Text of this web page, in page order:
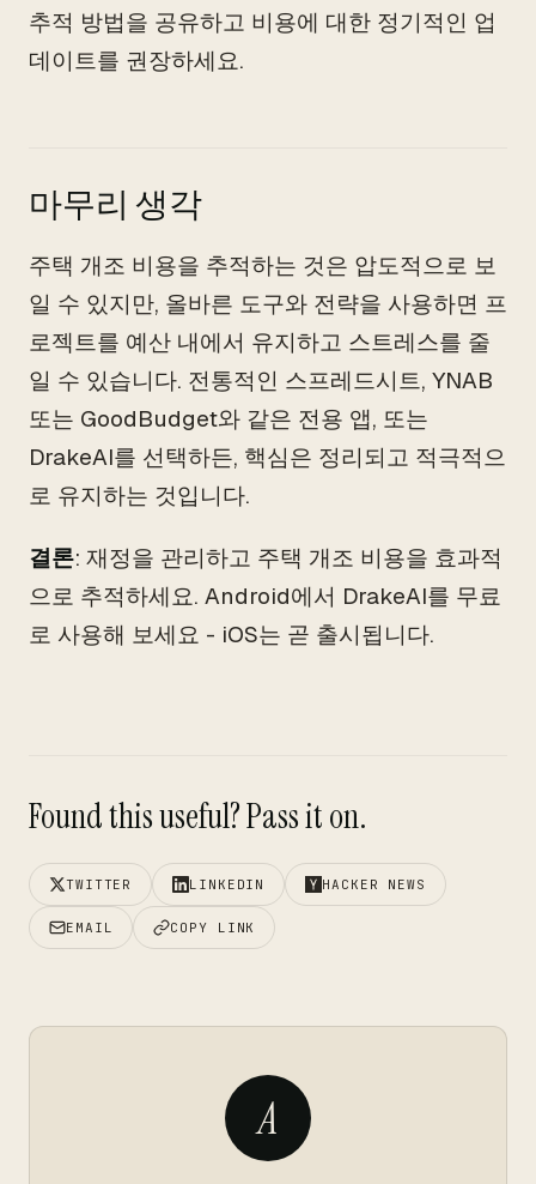
추적 방법을 공유하고 비용에 대한 정기적인 업
데이트를 권장하세요.
마무리 생각
주택 개조 비용을 추적하는 것은 압도적으로 보
일 수 있지만, 올바른 도구와 전략을 사용하면 프
로젝트를 예산 내에서 유지하고 스트레스를 줄
일 수 있습니다. 전통적인 스프레드시트, YNAB
또는 GoodBudget와 같은 전용 앱, 또는
DrakeAI를 선택하든, 핵심은 정리되고 적극적으
로 유지하는 것입니다.
결론: 재정을 관리하고 주택 개조 비용을 효과적
으로 추적하세요. Android에서 DrakeAI를 무료
로 사용해 보세요 - iOS는 곧 출시됩니다.
Found this useful? Pass it on.
TWITTER LINKEDIN HACKER NEWS
EMAIL COPY LINK
A